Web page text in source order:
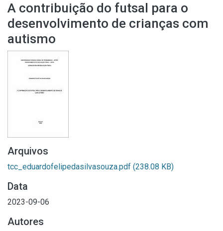
A contribuição do futsal para o
desenvolvimento de crianças com
autismo
Arquivos
tcc_eduardofelipedasilvasouza.pdf (238.08 KB)
Data
2023-09-06
Autores